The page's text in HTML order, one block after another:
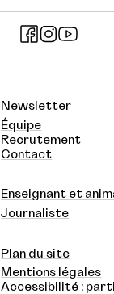
Newsletter
Équipe
Recrutement
Contact
Enseignant et
Journaliste
Plan du site
Mentions légales
Accessibilité :